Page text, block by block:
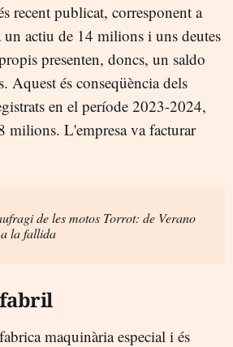
recent publicat, corresponent a
actiu de 14 milions i uns deutes
presenten, doncs, un saldo
Aquest és conseqüència dels
en el període 2023-2024,
milions. L'empresa va facturar
de les motos Torrot: de Verano
la fallida
maquinària especial i és